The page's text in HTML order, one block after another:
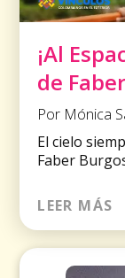
¡Al
de
Por Mónica
El cielo
Faber
LEER MÁS